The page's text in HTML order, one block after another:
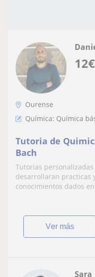
12€
Ourense
Química: Química
Tutoria de
Bach
Tutorias
desarrollaran practicas
conocimientos dados
ver más
Sara